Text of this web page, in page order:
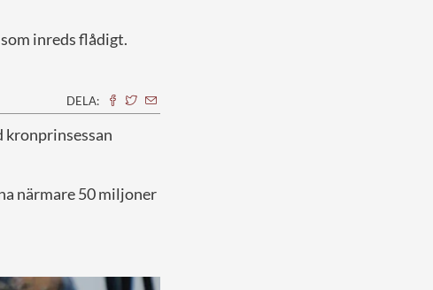
inreds flådigt.
DELA:
kronprinsessan
närmare 50 miljoner